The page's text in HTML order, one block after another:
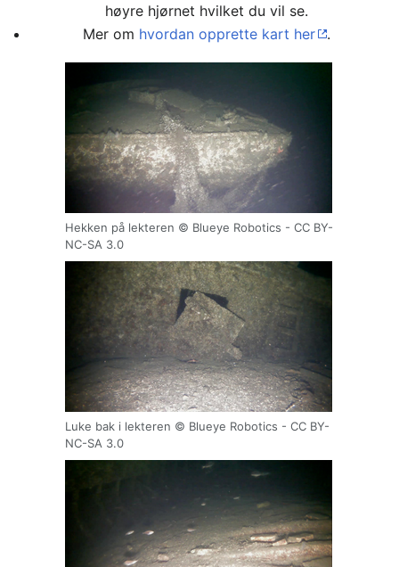
høyre hjørnet hvilket du vil se.
Mer om hvordan opprette kart her .
Hekken på lekteren © Blueye Robotics - CC BY-
NC-SA 3.0
Luke bak i lekteren © Blueye Robotics - CC BY-
NC-SA 3.0